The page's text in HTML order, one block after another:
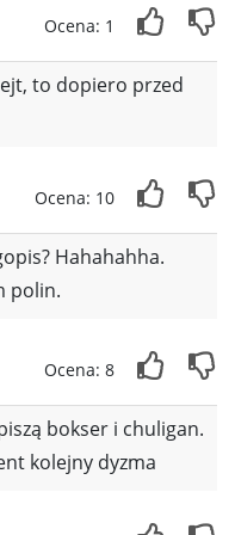
Ocena: 1
to dopiero przed
Ocena: 10
Hahahahha.
polin.
Ocena: 8
bokser i chuligan.
kolejny dyzma